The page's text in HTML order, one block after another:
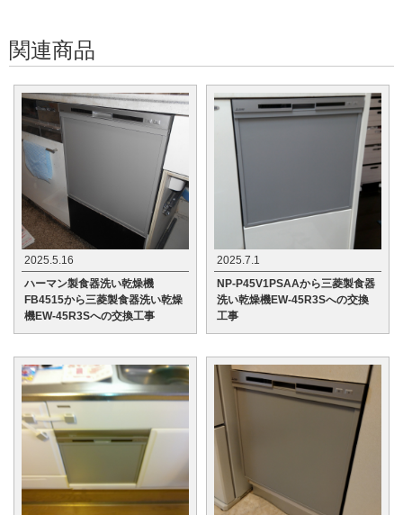
関連商品
2025.5.16
ハーマン製食器洗い乾燥機
FB4515から三菱製食器洗い乾燥
機EW-45R3Sへの交換工事
2025.7.1
NP-P45V1PSAAから三菱製食器
洗い乾燥機EW-45R3Sへの交換
工事